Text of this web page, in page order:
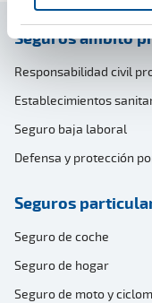
Seguros ámbito
Responsabilidad civil
Establecimientos
Seguro baja laboral
Defensa y protección
Seguros
Seguro de coche
Seguro de hogar
Seguro de moto y